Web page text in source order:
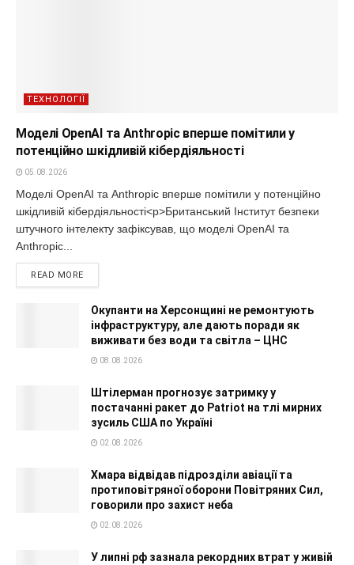
ТЕХНОЛОГІЇ
Моделі OpenAI та Anthropic вперше помітили у
потенційно шкідливій кібердіяльності
05.08.2026
Моделі OpenAI та Anthropic вперше помітили у потенційно
шкідливій кібердіяльності<p>Британський Інститут безпеки
штучного інтелекту зафіксував, що моделі OpenAI та
Anthropic...
READ MORE
Окупанти на Херсонщині не ремонтують
інфраструктуру, але дають поради як
виживати без води та світла – ЦНС
08.08.2026
Штілерман прогнозує затримку у
постачанні ракет до Patriot на тлі мирних
зусиль США по Україні
02.08.2026
Хмара відвідав підрозділи авіації та
протиповітряної оборони Повітряних Сил,
говорили про захист неба
02.08.2026
У липні рф зазнала рекордних втрат у живій